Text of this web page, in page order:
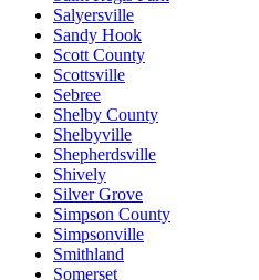
Salyersville
Sandy Hook
Scott County
Scottsville
Sebree
Shelby County
Shelbyville
Shepherdsville
Shively
Silver Grove
Simpson County
Simpsonville
Smithland
Somerset